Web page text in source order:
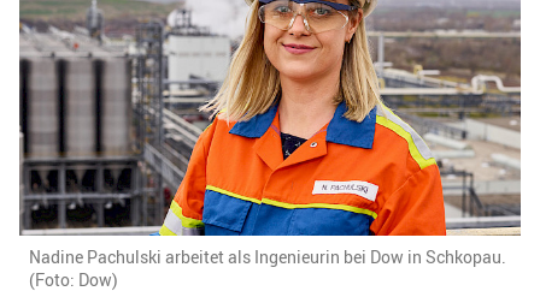
Nadine Pachulski arbeitet als Ingenieurin bei Dow in Schkopau.
(Foto: Dow)